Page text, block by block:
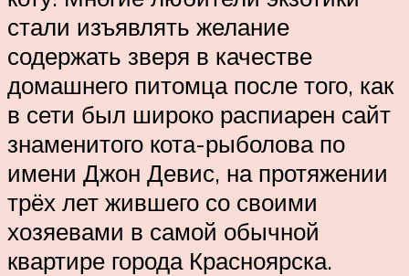
стали изъявлять желание
содержать зверя в качестве
домашнего питомца после того, как
в сети был широко распиарен сайт
знаменитого кота-рыболова по
имени Джон Девис, на протяжении
трёх лет жившего со своими
хозяевами в самой обычной
квартире города Красноярска.